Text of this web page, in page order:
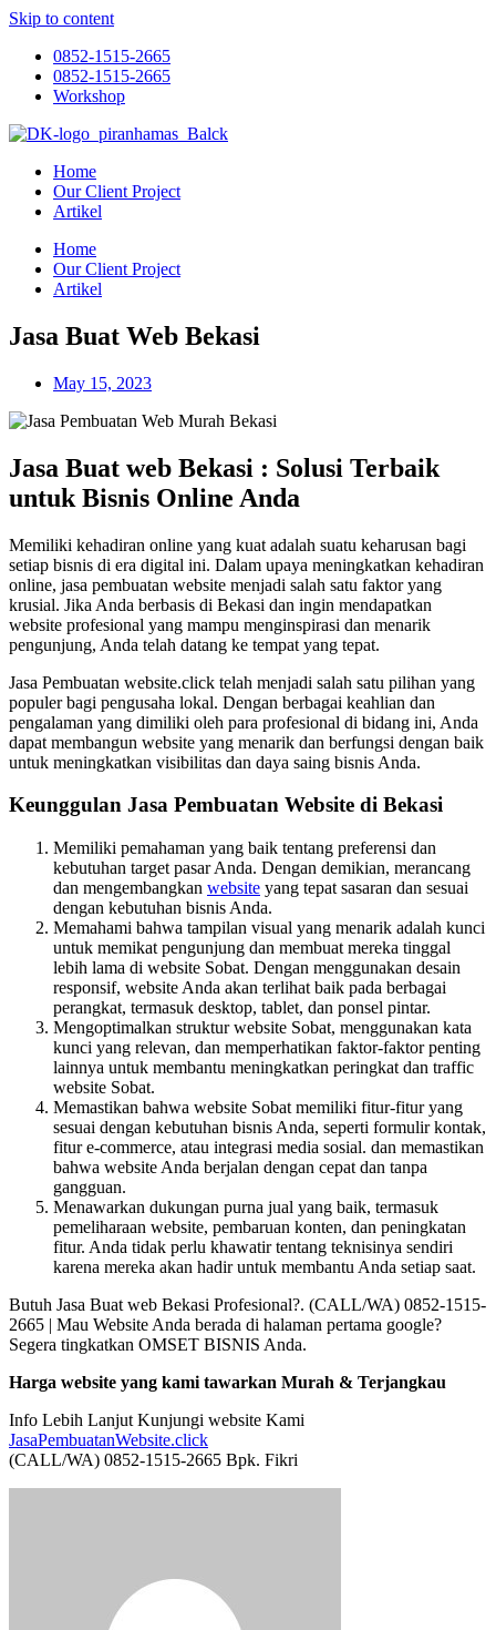
Skip to content
0852-1515-2665
0852-1515-2665
Workshop
Home
Our Client Project
Artikel
Home
Our Client Project
Artikel
Jasa Buat Web Bekasi
May 15, 2023
Jasa Buat web Bekasi : Solusi Terbaik
untuk Bisnis Online Anda
Memiliki kehadiran online yang kuat adalah suatu keharusan bagi
setiap bisnis di era digital ini. Dalam upaya meningkatkan kehadiran
online, jasa pembuatan website menjadi salah satu faktor yang
krusial. Jika Anda berbasis di Bekasi dan ingin mendapatkan
website profesional yang mampu menginspirasi dan menarik
pengunjung, Anda telah datang ke tempat yang tepat.
Jasa Pembuatan website.click telah menjadi salah satu pilihan yang
populer bagi pengusaha lokal. Dengan berbagai keahlian dan
pengalaman yang dimiliki oleh para profesional di bidang ini, Anda
dapat membangun website yang menarik dan berfungsi dengan baik
untuk meningkatkan visibilitas dan daya saing bisnis Anda.
Keunggulan Jasa Pembuatan Website di Bekasi
Memiliki pemahaman yang baik tentang preferensi dan
kebutuhan target pasar Anda. Dengan demikian, merancang
dan mengembangkan website yang tepat sasaran dan sesuai
dengan kebutuhan bisnis Anda.
Memahami bahwa tampilan visual yang menarik adalah kunci
untuk memikat pengunjung dan membuat mereka tinggal
lebih lama di website Sobat. Dengan menggunakan desain
responsif, website Anda akan terlihat baik pada berbagai
perangkat, termasuk desktop, tablet, dan ponsel pintar.
Mengoptimalkan struktur website Sobat, menggunakan kata
kunci yang relevan, dan memperhatikan faktor-faktor penting
lainnya untuk membantu meningkatkan peringkat dan traffic
website Sobat.
Memastikan bahwa website Sobat memiliki fitur-fitur yang
sesuai dengan kebutuhan bisnis Anda, seperti formulir kontak,
fitur e-commerce, atau integrasi media sosial. dan memastikan
bahwa website Anda berjalan dengan cepat dan tanpa
gangguan.
Menawarkan dukungan purna jual yang baik, termasuk
pemeliharaan website, pembaruan konten, dan peningkatan
fitur. Anda tidak perlu khawatir tentang teknisinya sendiri
karena mereka akan hadir untuk membantu Anda setiap saat.
Butuh Jasa Buat web Bekasi Profesional?. (CALL/WA) 0852-1515-
2665 | Mau Website Anda berada di halaman pertama google?
Segera tingkatkan OMSET BISNIS Anda.
Harga website yang kami tawarkan Murah & Terjangkau
Info Lebih Lanjut Kunjungi website Kami
JasaPembuatanWebsite.click
(CALL/WA) 0852-1515-2665 Bpk. Fikri